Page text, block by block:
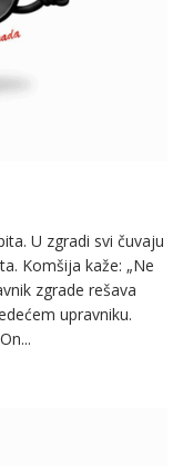
U zgradi svi čuvaju
Komšija kaže: „Ne
zgrade rešava
upravniku.